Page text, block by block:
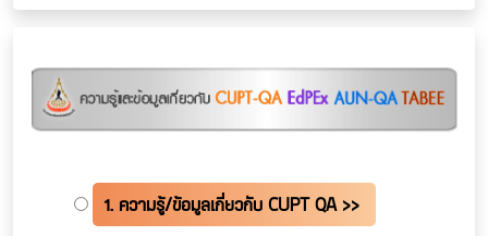
1. ความรู้/ข้อมูลเกี่ยวกับ CUPT QA >>